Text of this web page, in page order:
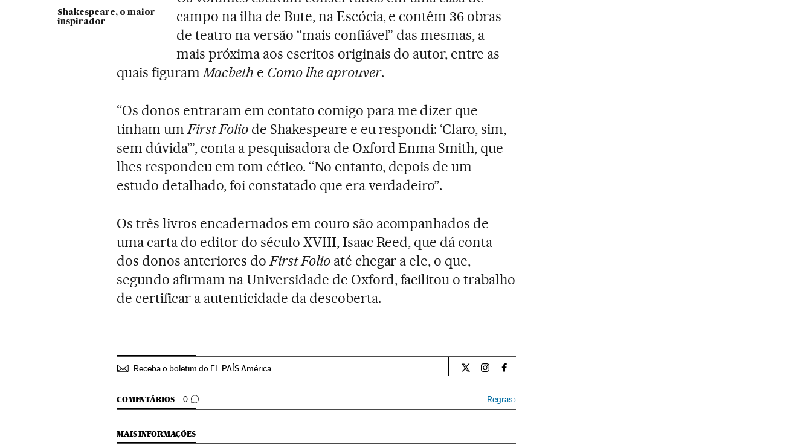
Shakespeare, o maior
inspirador
campo na ilha de Bute, na Escócia, e contêm 36 obras
de teatro na versão “mais confiável” das mesmas, a
mais próxima aos escritos originais do autor, entre as
quais figuramMacbeth e Como lhe aprouver.
“Os donos entraram em contato comigo para me dizer que
tinham umFirst Foliode Shakespeare e eu respondi: ‘Claro, sim,
sem dúvida’”, conta a pesquisadora de Oxford Enma Smith, que
lhes respondeu em tom cético. “No entanto, depois de um
estudo detalhado, foi constatado que era verdadeiro”.
Os três livros encadernados em couro são acompanhados de
uma carta do editor do século XVIII, Isaac Reed, que dá conta
dos donos anteriores doFirst Folioaté chegar a ele, o que,
segundo afirmam na Universidade de Oxford, facilitou o trabalho
de certificar a autenticidade da descoberta.
Receba o boletim do EL PAÍS América Cultura El País Brasil en Twitter
Cultura El País Brasil en Instagram
Cultura El País Brasil en Facebook
COMENTÁRIOS 0
COMENTÁRIOS Regras›
MAIS INFORMAÇÕES